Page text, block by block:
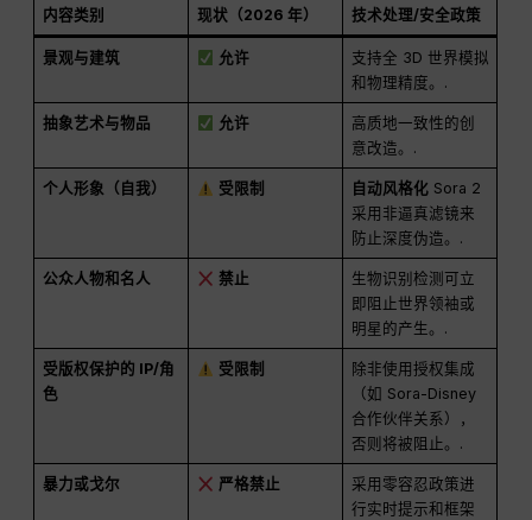
内容类别 现状（2026 年） 技术处理/安全政策
景观与建筑 允许
支持全 3D 世界模拟
和物理精度。.
抽象艺术与物品 允许
高质地一致性的创
意改造。.
个人形象（自我） 受限制 自动风格化Sora 2
采用非逼真滤镜来
防止深度伪造。.
公众人物和名人 禁止
生物识别检测可立
即阻止世界领袖或
明星的产生。.
受版权保护的 IP/角
色
受限制
除非使用授权集成
（如 Sora-Disney
合作伙伴关系），
否则将被阻止。.
暴力或戈尔 严格禁止
采用零容忍政策进
行实时提示和框架